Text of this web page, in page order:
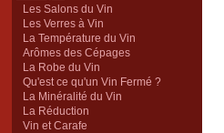
Les Salons du Vin
Les Verres à Vin
La Température du Vin
Arômes des Cépages
La Robe du Vin
Qu'est ce qu'un Vin Fermé ?
La Minéralité du Vin
La Réduction
Vin et Carafe